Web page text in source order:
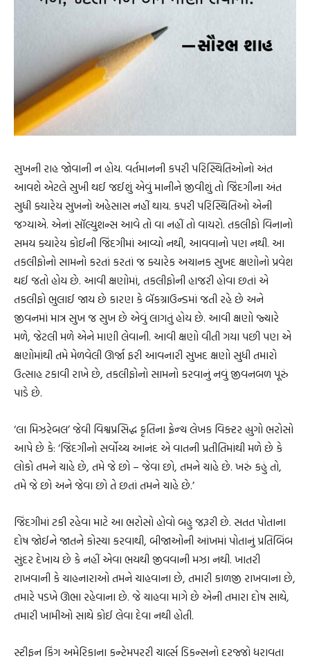
સુખની રાહ જોવાની ન હોય. વર્તમાનની કપરી પરિસ્થિતિઓનો અંત
આવશે એટલે સુખી થઈ જઈશું એવું માનીને જીવીશું તો જિંદગીના અંત
સુધી ક્યારેય સુખનો અહેસાસ નહીં થાય. કપરી પરિસ્થિતિઓ એની
જગ્યાએ. એનાં સૉલ્યુશન્સ આવે તો વા નહીં તો વાયરો. તકલીફો વિનાનો
સમય ક્યારેય કોઈની જિંદગીમાં આવ્યો નથી, આવવાનો પણ નથી. આ
તકલીફોનો સામનો કરતાં કરતાં જ ક્યારેક અચાનક સુખદ ક્ષણોનો પ્રવેશ
થઈ જતો હોય છે. આવી ક્ષણોમાં, તકલીફોની હાજરી હોવા છતાં એ
તકલીફો ભુલાઈ જાય છે કારણ કે બૅકગ્રાઉન્ડમાં જતી રહે છે અને
જીવનમાં માત્ર સુખ જ સુખ છે એવું લાગતું હોય છે. આવી ક્ષણો જ્યારે
મળે, જેટલી મળે એને માણી લેવાની. આવી ક્ષણો વીતી ગયા પછી પણ એ
ક્ષણોમાંથી તમે મેળવેલી ઊર્જા ફરી આવનારી સુખદ ક્ષણો સુધી તમારો
ઉત્સાહ ટકાવી રાખે છે, તકલીફોનો સામનો કરવાનું નવું જીવનબળ પૂરું
પાડે છે.
‘લા મિઝરેબલ’ જેવી વિશ્વપ્રસિદ્ધ કૃતિના ફ્રેન્ચ લેખક વિક્ટર હ્યુગો ભરોસો
આપે છે કે: ‘જિંદગીનો સર્વોચ્ચ આનંદ એ વાતની પ્રતીતિમાંથી મળે છે કે
લોકો તમને ચાહે છે, તમે જે છો – જેવા છો, તમને ચાહે છે. ખરું કહું તો,
તમે જે છો અને જેવા છો તે છતાં તમને ચાહે છે.’
જિંદગીમાં ટકી રહેવા માટે આ ભરોસો હોવો બહુ જરૂરી છે. સતત પોતાના
દોષ જોઈને જાતને કોસ્યા કરવાથી, બીજાઓની આંખમાં પોતાનું પ્રતિબિંબ
સુંદર દેખાય છે કે નહીં એવા ભયથી જીવવાની મઝા નથી. ખાતરી
રાખવાની કે ચાહનારાઓ તમને ચાહવાના છે, તમારી કાળજી રાખવાના છે,
તમારે પડખે ઊભા રહેવાના છે. જે ચાહવા માગે છે એની તમારા દોષ સાથે,
તમારી ખામીઓ સાથે કોઈ લેવા દેવા નથી હોતી.
સ્ટીફન કિંગ અમેરિકાના કન્ટેમપરરી ચાર્લ્સ ડિકન્સનો દરજ્જો ધરાવતા